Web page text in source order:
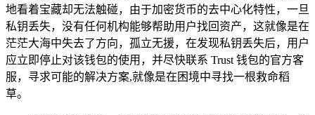
地看着宝藏却无法触碰，由于加密货币的去中心化特性，一旦
私钥丢失，没有任何机构能够帮助用户找回资产，这就像是在
茫茫大海中失去了方向，孤立无援，在发现私钥丢失后，用户
应立即停止对该钱包的使用，并尽快联系 Trust 钱包的官方客
服，寻求可能的解决方案,就像是在困境中寻找一根救命稻
草。